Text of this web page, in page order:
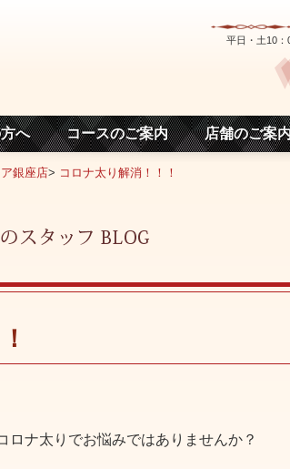
平日・土10：
へ コースのご案内 店舗のご案
銀座店> コロナ太り解消！！！
ロナ太りでお悩みではありませんか？